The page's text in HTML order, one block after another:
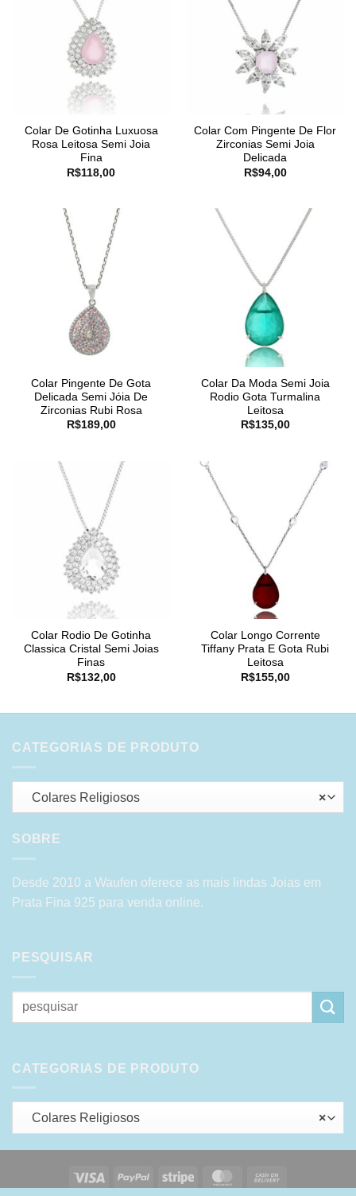
Colar De Gotinha Luxuosa
Rosa Leitosa Semi Joia
Fina
R$118,00
Colar Com Pingente De Flor
Zirconias Semi Joia
Delicada
R$94,00
Colar Pingente De Gota
Delicada Semi Jóia De
Zirconias Rubi Rosa
R$189,00
Colar Da Moda Semi Joia
Rodio Gota Turmalina
Leitosa
R$135,00
Colar Rodio De Gotinha
Classica Cristal Semi Joias
Finas
R$132,00
Colar Longo Corrente
Tiffany Prata E Gota Rubi
Leitosa
R$155,00
CATEGORIAS DE PRODUTO
×
Colares Religiosos
SOBRE
Desde 2010 a Waufen oferece as mais lindas Joias em
Prata Fina 925 para venda online.
PESQUISAR
Pesquisar
por:
CATEGORIAS DE PRODUTO
×
Colares Religiosos
Visa PayPal Stripe MasterCard